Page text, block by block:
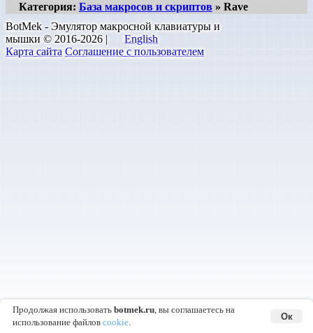
Категория: База макросов и скриптов » Rave
BotMek - Эмулятор макросной клавиатуры и
мышки © 2016-2026 |
English
Карта сайта Соглашение с пользователем